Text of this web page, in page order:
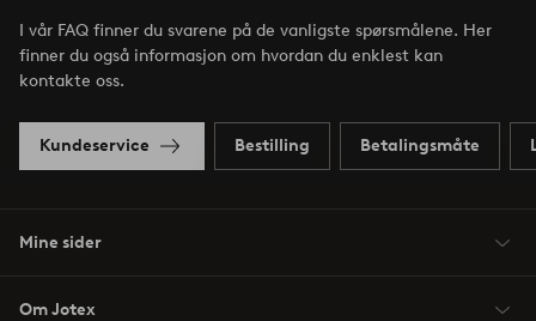
I vår FAQ finner du svarene på de vanligste spørsmålene. Her
finner du også informasjon om hvordan du enklest kan
kontakte oss.
Kundeservice Bestilling Betalingsmåte
Mine sider
Om Jotex